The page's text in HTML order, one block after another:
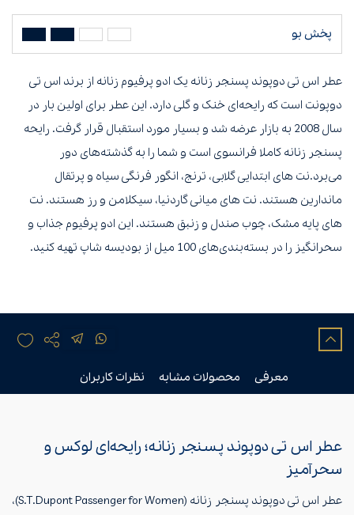
پخش بو
عطر اس تی دوپوند پسنجر زنانه یک ادو پرفیوم زنانه از برند اس تی
دوپونت است که رایحه‌ای خنک و گلی دارد. این عطر برای اولین بار در
سال 2008 به بازار عرضه شد و بسیار مورد استقبال قرار گرفت. رایحه
پسنجر زنانه کاملا فرانسوی است و شما را به گذشته‌های دور
می‌برد.نت های ابتدایی گلابی، ترنج، انگور فرنگی سیاه و پرتقال
ماندارین هستند. نت های میانی گاردنیا، سیکلامن و رز هستند. نت
های پایه مشک، چوب صندل و زنبق هستند. این ادو پرفیوم جذاب و
سحرانگیز را در بسته‌بندی‌های 100 میل از بودیسه شاپ تهیه کنید.
معرفی محصولات مشابه نظرات کاربران
عطر اس تی دوپوند پسنجر زنانه؛ رایحه‌ای لوکس و
سحرآمیز
عطر اس تی دوپوند پسنجر زنانه (S.T.Dupont Passenger for Women)،